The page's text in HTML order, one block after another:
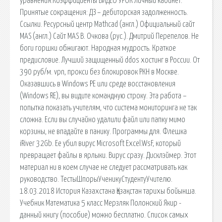
Принятые сокращения: ДЗ – дебиторская задолженность.
Ссылки. Ресурсный центр Mathcad (англ.) Официальный сайт
MAS (англ.) Сайт MAS В. Очкова (рус.). Дмитрий Перепелов. Не
боги горшки обжигают. Народная мудрость. Краткое
предисловие. Лучший защищенный ddos хостинг в России. От
390 руб/м. vpn, прокси без блокировок РКН в Москве.
Оказавшись в Windows PE или среде восстановления
(Windows RE), вы видите командную строку. Эта работа –
попытка показать учителям, что система мониторинга не так
сложна. Если вы случайно удалили файл или папку мимо
корзины, не впадайте в панику. Программы для. Флешка
iRiver 32Gb. Ее убил вирус Microsoft Excel.WsF, который
превращает файлы в ярлыки. Вирус сразу. Дисклэймер. Этот
материал ни в коем случае не следует рассматривать как
руководство. ТестыШпорыУченикуСтудентуУчителю.
18.03.2018 История Казахстана Қазақстан тарихы бойынша.
Учебник Математика 5 класс Мерзляк Полонский Якир -
данный книгу (пособие) можно бесплатно. Список самых